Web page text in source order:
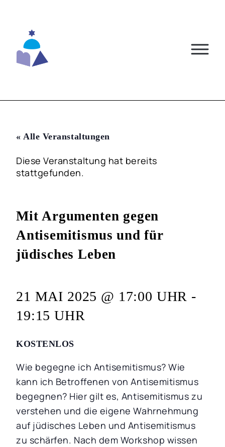
content
« Alle Veranstaltungen
Diese Veranstaltung hat bereits
stattgefunden.
Mit Argumenten gegen
Antisemitismus und für
jüdisches Leben
21 MAI 2025 @ 17:00 UHR -
19:15 UHR
KOSTENLOS
Wie begegne ich Antisemitismus? Wie
kann ich Betroffenen von Antisemitismus
begegnen? Hier gilt es, Antisemitismus zu
verstehen und die eigene Wahrnehmung
auf jüdisches Leben und Antisemitismus
zu schärfen. Nach dem Workshop wissen